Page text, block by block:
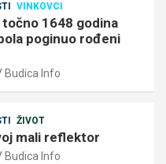
VINKOVCI
točno 1648 godina
poginuo rođeni
Budica Info
ŽIVOT
mali reflektor
Budica Info